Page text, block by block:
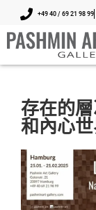
+49 40 / 69 21 98 99
存在的
和內心